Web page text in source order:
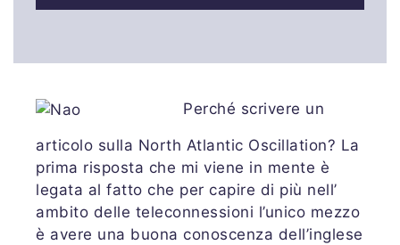
Perché scrivere un
articolo sulla North Atlantic Oscillation? La
prima risposta che mi viene in mente è
legata al fatto che per capire di più nell’
ambito delle teleconnessioni l’unico mezzo
è avere una buona conoscenza dell’inglese